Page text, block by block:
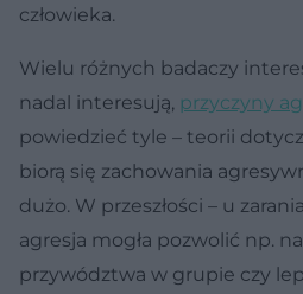
człowieka.
Wielu różnych badaczy
nadal interesują, przyczyny
powiedzieć tyle – teorii
biorą się zachowania
dużo. W przeszłości – u
agresja mogła pozwolić np.
przywództwa w grupie czy